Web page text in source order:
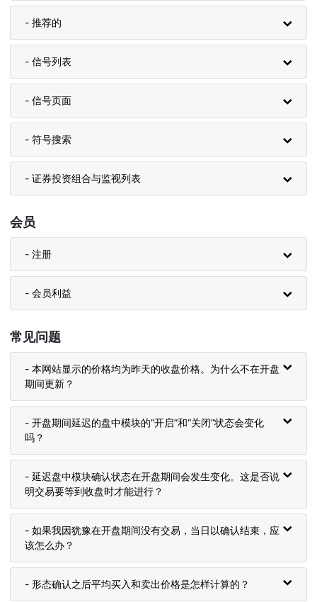
- 推荐的
- 信号列表
- 信号页面
- 符号搜索
- 证券投资组合与监视列表
会员
- 注册
- 会员利益
常见问题
- 本网站显示的价格均为昨天的收盘价格。为什么不在开盘
期间更新？
- 开盘期间延迟的盘中模块的“开启”和“关闭”状态会变化
吗？
- 延迟盘中模块确认状态在开盘期间会发生变化。这是否说
明交易要等到收盘时才能进行？
- 如果我因犹豫在开盘期间没有交易，当日以确认结束，应
该怎么办？
- 形态确认之后平均买入和卖出价格是怎样计算的？